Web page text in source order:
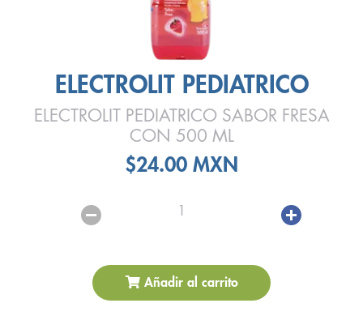
ELECTROLIT PEDIATRICO
ELECTROLIT PEDIATRICO SABOR FRESA
CON 500 ML
$24.00 MXN
1
Añadir al carrito